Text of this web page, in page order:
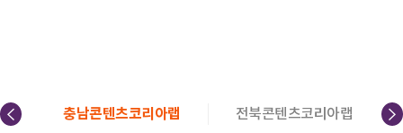
충남콘텐츠코리아랩 전북콘텐츠코리아랩